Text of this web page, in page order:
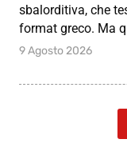
sbalorditiva, che
format greco. Ma
9 Agosto 2026